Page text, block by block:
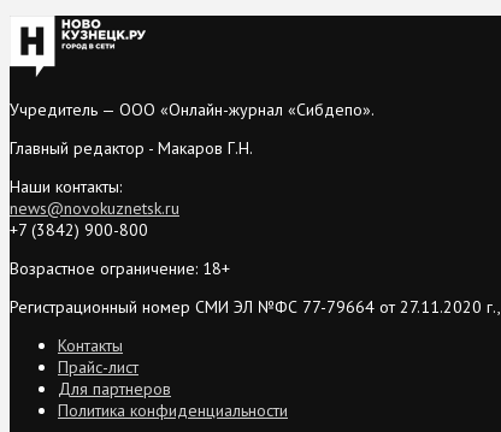
Учредитель — ООО «Онлайн-журнал «Сибдепо».
Главный редактор - Макаров Г.Н.
Наши контакты:
news@novokuznetsk.ru
+7 (3842) 900-800
Возрастное ограничение: 18+
Регистрационный номер СМИ ЭЛ №ФС 77-79664 от 27.11.2020
Контакты
Прайс-лист
Для партнеров
Политика конфиденциальности